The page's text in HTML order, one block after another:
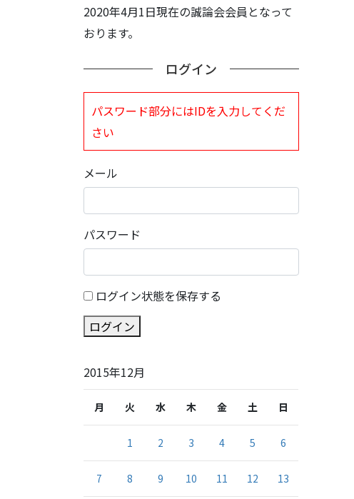
2020年4月1日現在の誠論会会員となって
おります。
ログイン
パスワード部分にはIDを入力してくだ
さい
メール
パスワード
ログイン状態を保存する
ログイン
2015年12月
月 火 水 木 金 土 日
1 2 3 4 5 6
7 8 9 10 11 12 13